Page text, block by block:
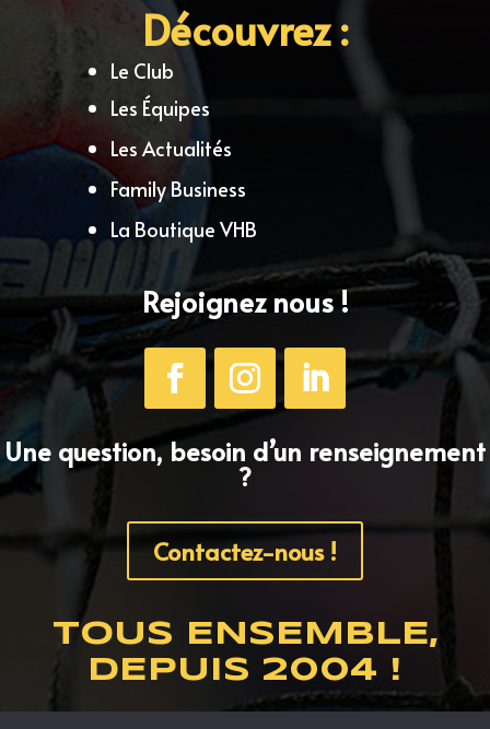
Découvrez :
Le Club
Les Équipes
Les Actualités
Family Business
La Boutique VHB
Rejoignez nous !
Une question, besoin d’un renseignement
?
Contactez-nous !
TOUS ENSEMBLE,
DEPUIS 2004 !